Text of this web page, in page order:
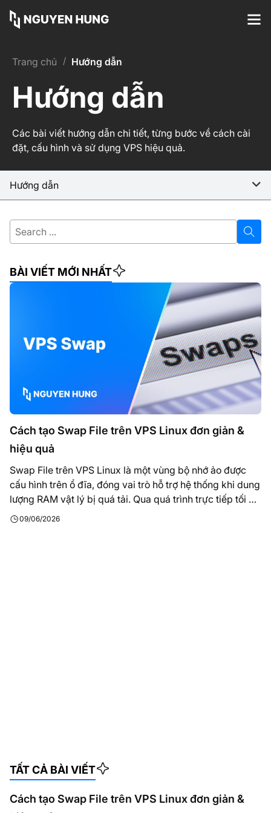
Trang chủ / Hướng dẫn
Hướng dẫn
Các bài viết hướng dẫn chi tiết, từng bước về cách cài
đặt, cấu hình và sử dụng VPS hiệu quả.
Hướng dẫn
Search
BÀI VIẾT MỚI NHẤT
Cách tạo Swap File trên VPS Linux đơn giản &
hiệu quả
Swap File trên VPS Linux là một vùng bộ nhớ ảo được
cấu hình trên ổ đĩa, đóng vai trò hỗ trợ hệ thống khi dung
lượng RAM vật lý bị quá tải. Qua quá trình trực tiếp tối ưu
hóa máy chủ và xử lý sự cố tràn RAM cho khách hàng,
09/06/2026
TẤT CẢ BÀI VIẾT
Cách tạo Swap File trên VPS Linux đơn giản &